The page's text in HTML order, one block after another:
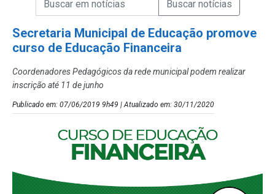
Secretaria Municipal de Educação promove
curso de Educação Financeira
Coordenadores Pedagógicos da rede municipal podem realizar
inscrição até 11 de junho
Publicado em: 07/06/2019 9h49 | Atualizado em: 30/11/2020